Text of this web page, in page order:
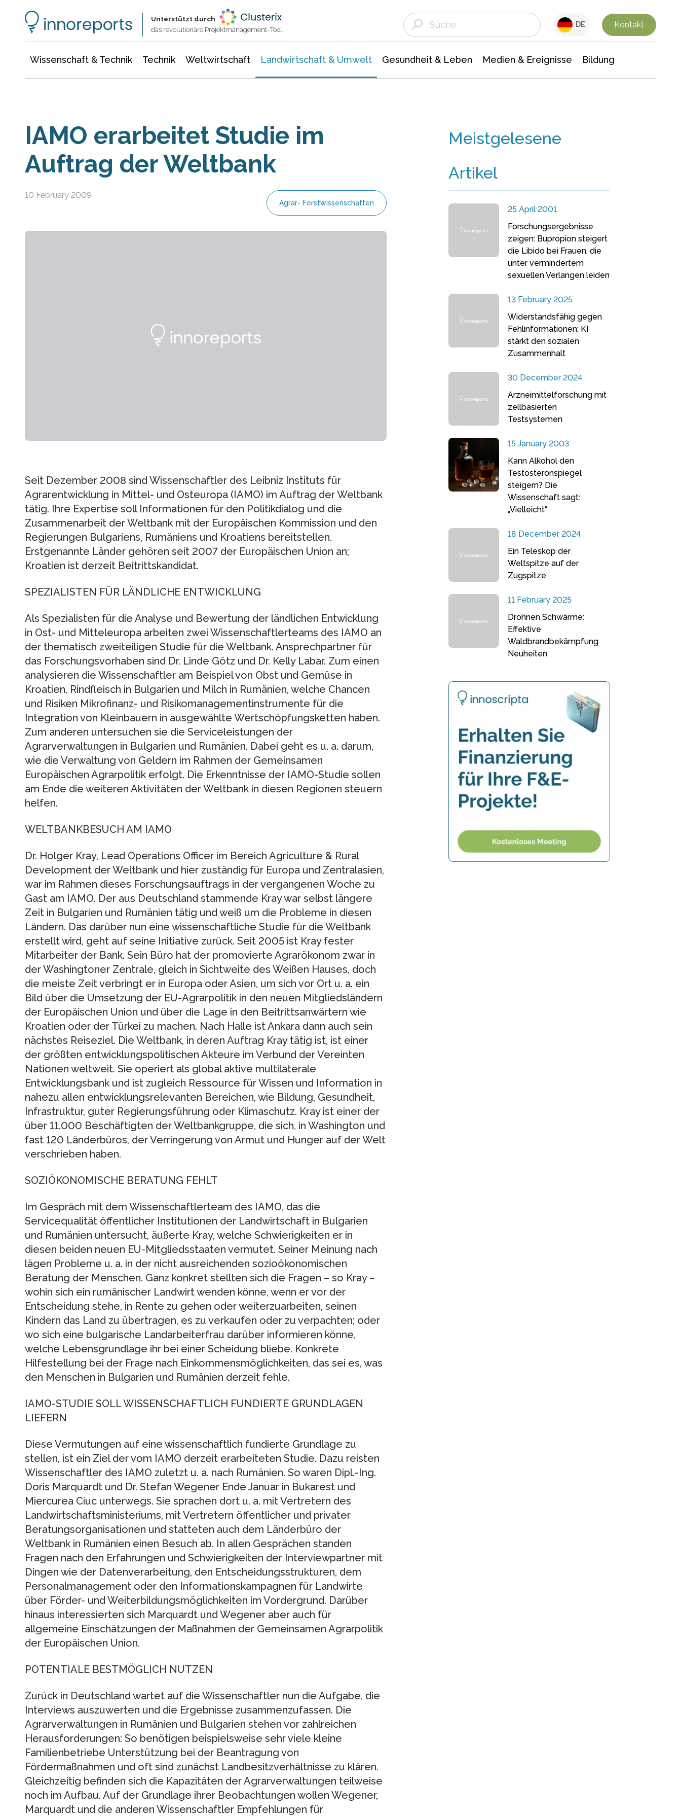
Unterstützt durch
das revolutionäre Projektmanagement-Tool
DE Kontakt
Wissenschaft & Technik Technik Weltwirtschaft Landwirtschaft & Umwelt Gesundheit & Leben Medien & Ereignisse Bildung
IAMO erarbeitet Studie im
Auftrag der Weltbank
10 February 2009
Agrar- Forstwissenschaften
Seit Dezember 2008 sind Wissenschaftler des Leibniz Instituts für
Agrarentwicklung in Mittel- und Osteuropa (IAMO) im Auftrag der Weltbank
tätig. Ihre Expertise soll Informationen für den Politikdialog und die
Zusammenarbeit der Weltbank mit der Europäischen Kommission und den
Regierungen Bulgariens, Rumäniens und Kroatiens bereitstellen.
Erstgenannte Länder gehören seit 2007 der Europäischen Union an;
Kroatien ist derzeit Beitrittskandidat.
SPEZIALISTEN FÜR LÄNDLICHE ENTWICKLUNG
Als Spezialisten für die Analyse und Bewertung der ländlichen Entwicklung
in Ost- und Mitteleuropa arbeiten zwei Wissenschaftlerteams des IAMO an
der thematisch zweiteiligen Studie für die Weltbank. Ansprechpartner für
das Forschungsvorhaben sind Dr. Linde Götz und Dr. Kelly Labar. Zum einen
analysieren die Wissenschaftler am Beispiel von Obst und Gemüse in
Kroatien, Rindfleisch in Bulgarien und Milch in Rumänien, welche Chancen
und Risiken Mikrofinanz- und Risikomanagementinstrumente für die
Integration von Kleinbauern in ausgewählte Wertschöpfungsketten haben.
Zum anderen untersuchen sie die Serviceleistungen der
Agrarverwaltungen in Bulgarien und Rumänien. Dabei geht es u. a. darum,
wie die Verwaltung von Geldern im Rahmen der Gemeinsamen
Europäischen Agrarpolitik erfolgt. Die Erkenntnisse der IAMO-Studie sollen
am Ende die weiteren Aktivitäten der Weltbank in diesen Regionen steuern
helfen.
WELTBANKBESUCH AM IAMO
Dr. Holger Kray, Lead Operations Officer im Bereich Agriculture & Rural
Development der Weltbank und hier zuständig für Europa und Zentralasien,
war im Rahmen dieses Forschungsauftrags in der vergangenen Woche zu
Gast am IAMO. Der aus Deutschland stammende Kray war selbst längere
Zeit in Bulgarien und Rumänien tätig und weiß um die Probleme in diesen
Ländern. Das darüber nun eine wissenschaftliche Studie für die Weltbank
erstellt wird, geht auf seine Initiative zurück. Seit 2005 ist Kray fester
Mitarbeiter der Bank. Sein Büro hat der promovierte Agrarökonom zwar in
der Washingtoner Zentrale, gleich in Sichtweite des Weißen Hauses, doch
die meiste Zeit verbringt er in Europa oder Asien, um sich vor Ort u. a. ein
Bild über die Umsetzung der EU-Agrarpolitik in den neuen Mitgliedsländern
der Europäischen Union und über die Lage in den Beitrittsanwärtern wie
Kroatien oder der Türkei zu machen. Nach Halle ist Ankara dann auch sein
nächstes Reiseziel. Die Weltbank, in deren Auftrag Kray tätig ist, ist einer
der größten entwicklungspolitischen Akteure im Verbund der Vereinten
Nationen weltweit. Sie operiert als global aktive multilaterale
Entwicklungsbank und ist zugleich Ressource für Wissen und Information in
nahezu allen entwicklungsrelevanten Bereichen, wie Bildung, Gesundheit,
Infrastruktur, guter Regierungsführung oder Klimaschutz. Kray ist einer der
über 11.000 Beschäftigten der Weltbankgruppe, die sich, in Washington und
fast 120 Länderbüros, der Verringerung von Armut und Hunger auf der Welt
verschrieben haben.
SOZIÖKONOMISCHE BERATUNG FEHLT
Im Gespräch mit dem Wissenschaftlerteam des IAMO, das die
Servicequalität öffentlicher Institutionen der Landwirtschaft in Bulgarien
und Rumänien untersucht, äußerte Kray, welche Schwierigkeiten er in
diesen beiden neuen EU-Mitgliedsstaaten vermutet. Seiner Meinung nach
lägen Probleme u. a. in der nicht ausreichenden sozioökonomischen
Beratung der Menschen. Ganz konkret stellten sich die Fragen – so Kray –
wohin sich ein rumänischer Landwirt wenden könne, wenn er vor der
Entscheidung stehe, in Rente zu gehen oder weiterzuarbeiten, seinen
Kindern das Land zu übertragen, es zu verkaufen oder zu verpachten; oder
wo sich eine bulgarische Landarbeiterfrau darüber informieren könne,
welche Lebensgrundlage ihr bei einer Scheidung bliebe. Konkrete
Hilfestellung bei der Frage nach Einkommensmöglichkeiten, das sei es, was
den Menschen in Bulgarien und Rumänien derzeit fehle.
IAMO-STUDIE SOLL WISSENSCHAFTLICH FUNDIERTE GRUNDLAGEN
LIEFERN
Diese Vermutungen auf eine wissenschaftlich fundierte Grundlage zu
stellen, ist ein Ziel der vom IAMO derzeit erarbeiteten Studie. Dazu reisten
Wissenschaftler des IAMO zuletzt u. a. nach Rumänien. So waren Dipl.-Ing.
Doris Marquardt und Dr. Stefan Wegener Ende Januar in Bukarest und
Miercurea Ciuc unterwegs. Sie sprachen dort u. a. mit Vertretern des
Landwirtschaftsministeriums, mit Vertretern öffentlicher und privater
Beratungsorganisationen und statteten auch dem Länderbüro der
Weltbank in Rumänien einen Besuch ab. In allen Gesprächen standen
Fragen nach den Erfahrungen und Schwierigkeiten der Interviewpartner mit
Dingen wie der Datenverarbeitung, den Entscheidungsstrukturen, dem
Personalmanagement oder den Informationskampagnen für Landwirte
über Förder- und Weiterbildungsmöglichkeiten im Vordergrund. Darüber
hinaus interessierten sich Marquardt und Wegener aber auch für
allgemeine Einschätzungen der Maßnahmen der Gemeinsamen Agrarpolitik
der Europäischen Union.
POTENTIALE BESTMÖGLICH NUTZEN
Zurück in Deutschland wartet auf die Wissenschaftler nun die Aufgabe, die
Interviews auszuwerten und die Ergebnisse zusammenzufassen. Die
Agrarverwaltungen in Rumänien und Bulgarien stehen vor zahlreichen
Herausforderungen: So benötigen beispielsweise sehr viele kleine
Familienbetriebe Unterstützung bei der Beantragung von
Fördermaßnahmen und oft sind zunächst Landbesitzverhältnisse zu klären.
Gleichzeitig befinden sich die Kapazitäten der Agrarverwaltungen teilweise
noch im Aufbau. Auf der Grundlage ihrer Beobachtungen wollen Wegener,
Marquardt und die anderen Wissenschaftler Empfehlungen für
Meistgelesene
Artikel
25 April 2001
Forschungsergebnisse
zeigen: Bupropion steigert
die Libido bei Frauen, die
unter vermindertem
sexuellen Verlangen leiden
13 February 2025
Widerstandsfähig gegen
Fehlinformationen: KI
stärkt den sozialen
Zusammenhalt
30 December 2024
Arzneimittelforschung mit
zellbasierten
Testsystemen
15 January 2003
Kann Alkohol den
Testosteronspiegel
steigern? Die
Wissenschaft sagt:
„Vielleicht“
18 December 2024
Ein Teleskop der
Weltspitze auf der
Zugspitze
11 February 2025
Drohnen Schwärme:
Effektive
Waldbrandbekämpfung
Neuheiten